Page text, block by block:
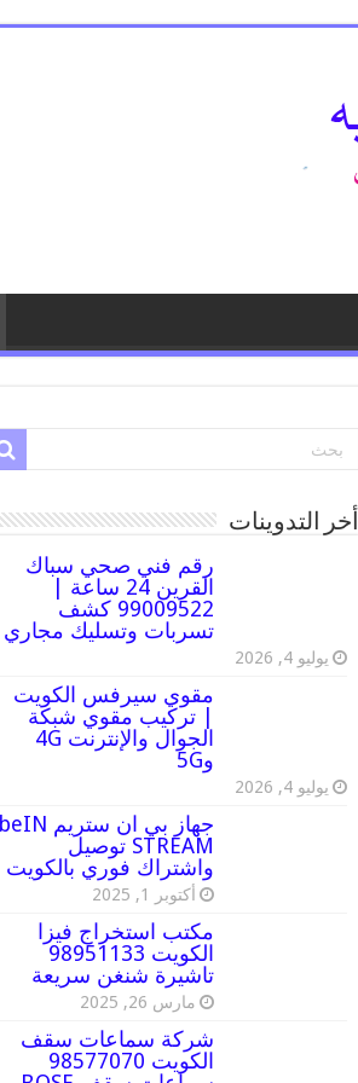
أخر التدوينات
رقم فني صحي سباك
القرين 24 ساعة |
99009522 كشف
تسربات وتسليك مجاري
يوليو 4, 2026
مقوي سيرفس الكويت
| تركيب مقوي شبكة
الجوال والإنترنت 4G
و5G
يوليو 4, 2026
جهاز بي ان ستريم beIN
STREAM توصيل
واشتراك فوري بالكويت
أكتوبر 1, 2025
مكتب استخراج فيزا
الكويت 98951133
تاشيرة شنغن سريعة
مارس 26, 2025
شركة سماعات سقف
الكويت 98577070